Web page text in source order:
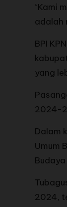
“Kami
adalah
BPI
yang
2024-
Dalam
Umum
2024,